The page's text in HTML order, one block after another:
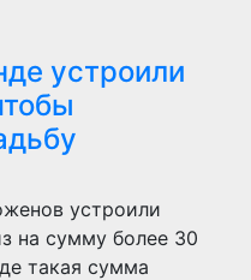
устроили
устроили
на сумму более 30
такая сумма